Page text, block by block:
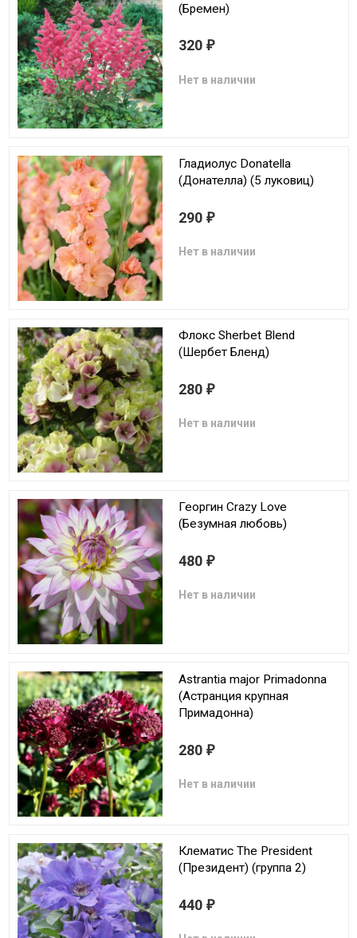
(Бремен)
320 ₽
Нет в наличии
Гладиолус Donatella
(Донателла) (5 луковиц)
290 ₽
Нет в наличии
Флокс Sherbet Blend
(Шербет Бленд)
280 ₽
Нет в наличии
Георгин Crazy Love
(Безумная любовь)
480 ₽
Нет в наличии
Astrantia major Primadonna
(Астранция крупная
Примадонна)
280 ₽
Нет в наличии
Клематис The President
(Президент) (группа 2)
440 ₽